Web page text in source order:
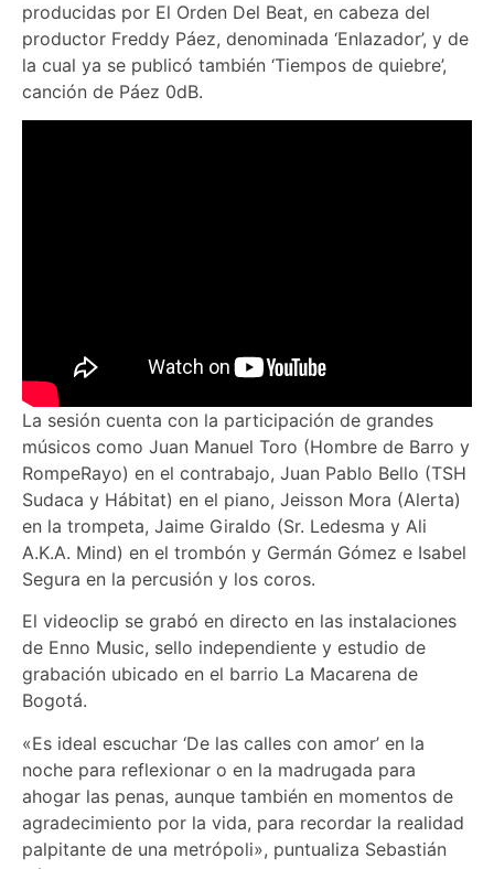
producidas por El Orden Del Beat, en cabeza del
productor Freddy Páez, denominada ‘Enlazador’, y de
la cual ya se publicó también ‘Tiempos de quiebre’,
canción de Páez 0dB.
La sesión cuenta con la participación de grandes
músicos como Juan Manuel Toro (Hombre de Barro y
RompeRayo) en el contrabajo, Juan Pablo Bello (TSH
Sudaca y Hábitat) en el piano, Jeisson Mora (Alerta)
en la trompeta, Jaime Giraldo (Sr. Ledesma y Ali
A.K.A. Mind) en el trombón y Germán Gómez e Isabel
Segura en la percusión y los coros.
El videoclip se grabó en directo en las instalaciones
de Enno Music, sello independiente y estudio de
grabación ubicado en el barrio La Macarena de
Bogotá.
«Es ideal escuchar ‘De las calles con amor’ en la
noche para reflexionar o en la madrugada para
ahogar las penas, aunque también en momentos de
agradecimiento por la vida, para recordar la realidad
palpitante de una metrópoli», puntualiza Sebastián